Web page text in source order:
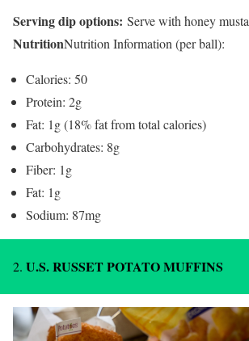
Serving dip options: Serve with honey
NutritionNutrition Information (per ball):
Calories: 50
Protein: 2g
Fat: 1g (18% fat from total calories)
Carbohydrates: 8g
Fiber: 1g
Fat: 1g
Sodium: 87mg
2. U.S. RUSSET POTATO MUFFINS